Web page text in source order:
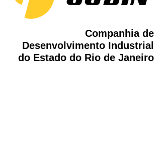
Companhia de
Desenvolvimento Industrial
do Estado do Rio de Janeiro